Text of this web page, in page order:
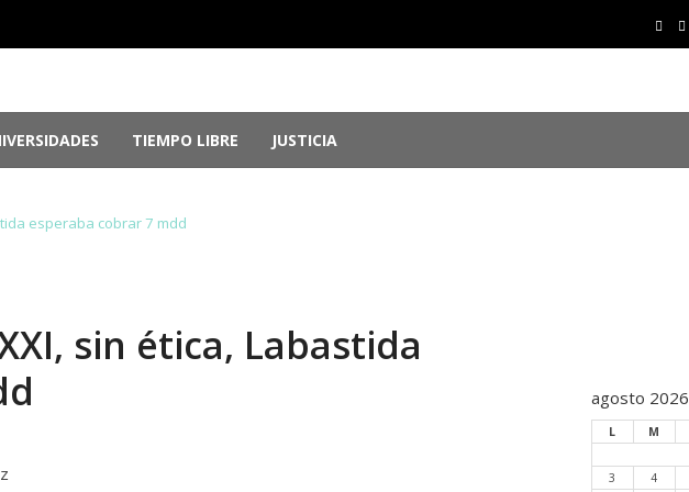
TIEMPO LIBRE JUSTICIA
genocidio en Gaza
agosto 5, 2026
Más de 250 medallas y busca récord...
el Parlamento aprueba reformas ...
esperaba cobrar 7 mdd
sin ética, Labastida
agosto 2026
L M
3
4